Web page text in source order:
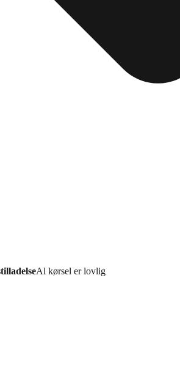
Al kørsel er lovlig